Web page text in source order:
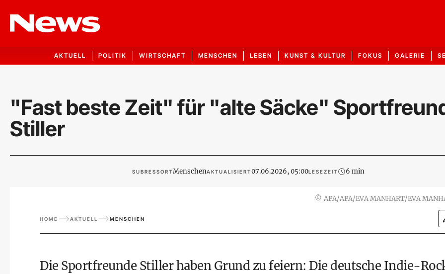
AKTUELL POLITIK WIRTSCHAFT MENSCHEN LEBEN KUNST & KULTUR FOKUS GALERIE
"Fast beste Zeit" für "alte Säcke"
Stiller
SUBRESSORTMenschenAKTUALISIERT07.06.2026, 05:00LESEZEIT 6 min
© APA/APA/EVA MANHART/EVA
HOME AKTUELL MENSCHEN
Die Sportfreunde Stiller haben Grund zu feiern: Die deutsche Indie-